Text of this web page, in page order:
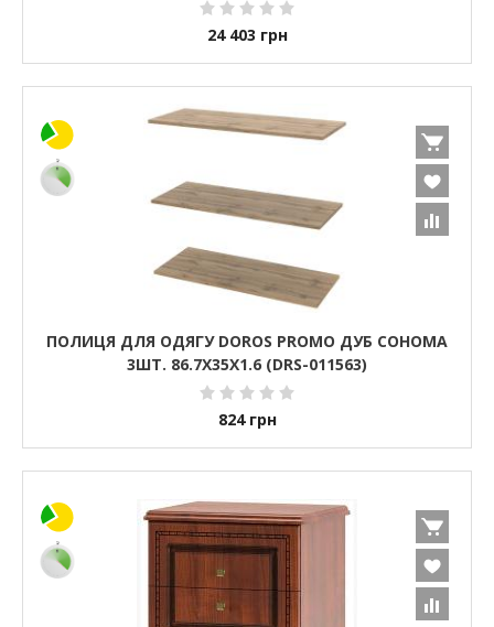
24 403 грн
ПОЛИЦЯ ДЛЯ ОДЯГУ DOROS PROMO ДУБ СОНОМА
3ШТ. 86.7Х35Х1.6 (DRS-011563)
824 грн